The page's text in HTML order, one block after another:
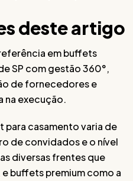
deste artigo
em buffets
SP com gestão 360°,
de fornecedores e
na execução.
para casamento varia de
de convidados e o nível
diversas frentes que
buffets premium como a